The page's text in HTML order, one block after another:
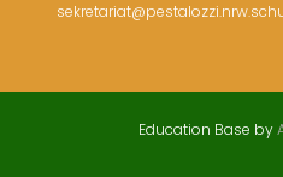
Education Base by